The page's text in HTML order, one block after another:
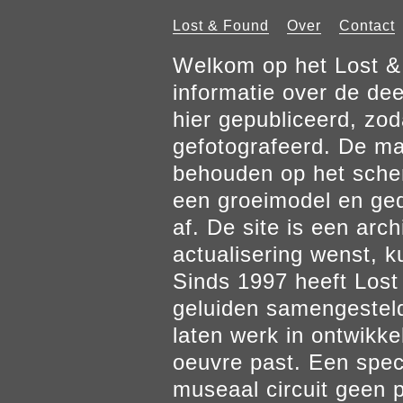
Lost & Found Over Contact
Welkom op het Lost
informatie over de
hier gepubliceerd,
gefotografeerd. De
behouden op het
een groeimodel en
af. De site is een
actualisering wenst,
Sinds 1997 heeft
geluiden
laten werk in
oeuvre past. Een
museaal circuit geen